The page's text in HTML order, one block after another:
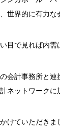
世界的に有力
目で見れば内
会計事務所と
ネットワークに
けていただき